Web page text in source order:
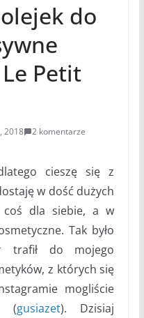
do
Petit
2018
2 komentarze
cieszę się z
w dość dużych
coś dla siebie, a w
Tak było
trafił do mojego
z których się
mogliście
(gusiazet). Dzisiaj